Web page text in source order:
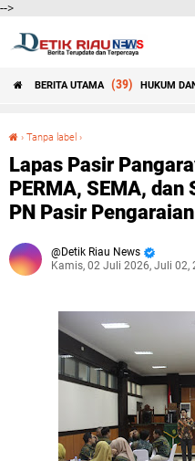
-->
BERITA UTAMA (39) HUKUM
› Tanpa label ›
Lapas Pasir
PERMA, SEMA,
PN Pasir Pengaraian
Detik Riau News
Kamis, 02 Juli 2026, Juli 02,